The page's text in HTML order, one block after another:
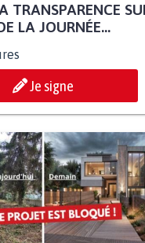
TRANSPARENCE
LA JOURNÉE...
Je signe